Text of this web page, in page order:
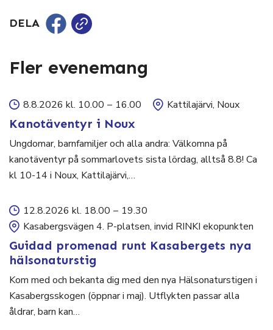
DELA
Fler evenemang
8.8.2026 kl. 10.00 – 16.00 Kattilajärvi, Noux
Kanotäventyr i Noux
Ungdomar, barnfamiljer och alla andra: Välkomna på
kanotäventyr på sommarlovets sista lördag, alltså 8.8! Ca
kl 10-14 i Noux, Kattilajärvi,…
12.8.2026 kl. 18.00 – 19.30
Kasabergsvägen 4. P-platsen, invid RINKI ekopunkten
Guidad promenad runt Kasabergets nya
hälsonaturstig
Kom med och bekanta dig med den nya Hälsonaturstigen i
Kasabergsskogen (öppnar i maj). Utflykten passar alla
åldrar, barn kan…